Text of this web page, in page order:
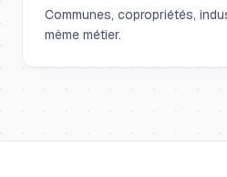
Communes, copropriétés,
même métier.